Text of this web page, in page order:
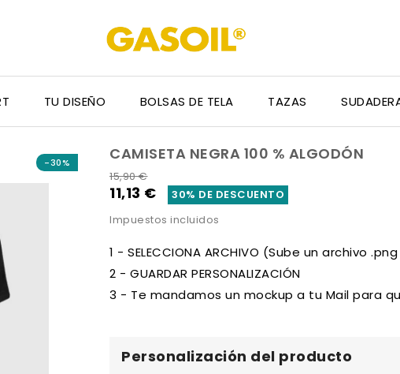
TU DISEÑO BOLSAS DE TELA TAZAS
-30% CAMISETA NEGRA 100 % ALGODÓN
15,90 €
11,13 €
30% DE DESCUENTO
Impuestos incluidos
1 - SELECCIONA ARCHIVO (Sube un archivo
2 - GUARDAR PERSONALIZACIÓN
3 - Te mandamos un mockup a tu Mail para
Personalización del producto